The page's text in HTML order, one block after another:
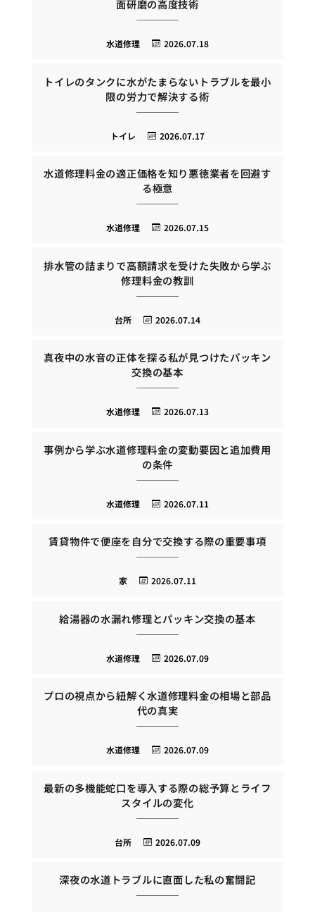
面研磨の高度技術
2026.07.18
水道修理
トイレのタンクに水がたまらないトラブルを最小
限の労力で解決する術
2026.07.17
トイレ
水道修理料金の適正価格を知り悪徳業者を回避す
る極意
2026.07.15
水道修理
排水管の詰まりで高額請求を受けた失敗から学ぶ
修理料金の教訓
2026.07.14
台所
真夜中の水音の正体を探る私が見つけたパッキン
交換の基本
2026.07.13
水道修理
事例から学ぶ水道修理料金の変動要因と追加費用
の条件
2026.07.11
水道修理
賃貸物件で便座を自分で交換する際の重要事項
2026.07.11
家
給湯器の水漏れ修理とパッキン交換の基本
2026.07.09
水道修理
プロの視点から紐解く水道修理料金の相場と部品
代の真実
2026.07.09
水道修理
最新の多機能蛇口を導入する際の総予算とライフ
スタイルの変化
2026.07.09
台所
深夜の水道トラブルに直面した私の奮闘記